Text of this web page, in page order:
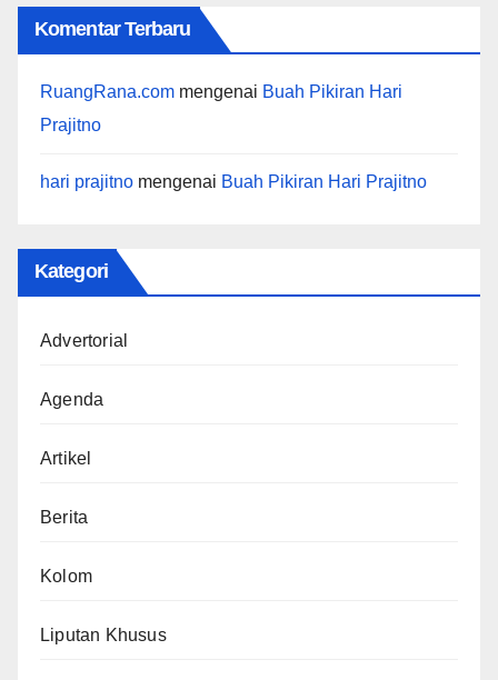
Komentar Terbaru
RuangRana.com mengenai Buah Pikiran Hari
Prajitno
hari prajitno mengenai Buah Pikiran Hari Prajitno
Kategori
Advertorial
Agenda
Artikel
Berita
Kolom
Liputan Khusus